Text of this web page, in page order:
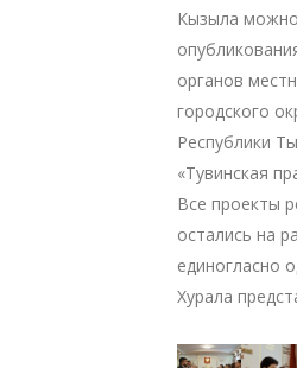
Кызыла
органов
городского
Республики
«Тувинская
Все проекты
остались на
единогласно
Хурала